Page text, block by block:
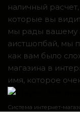
наличный
которые вы
мы рады вашему
аистшопбай, мы
как вам было
магазина в
имя, которое
Система интернет-